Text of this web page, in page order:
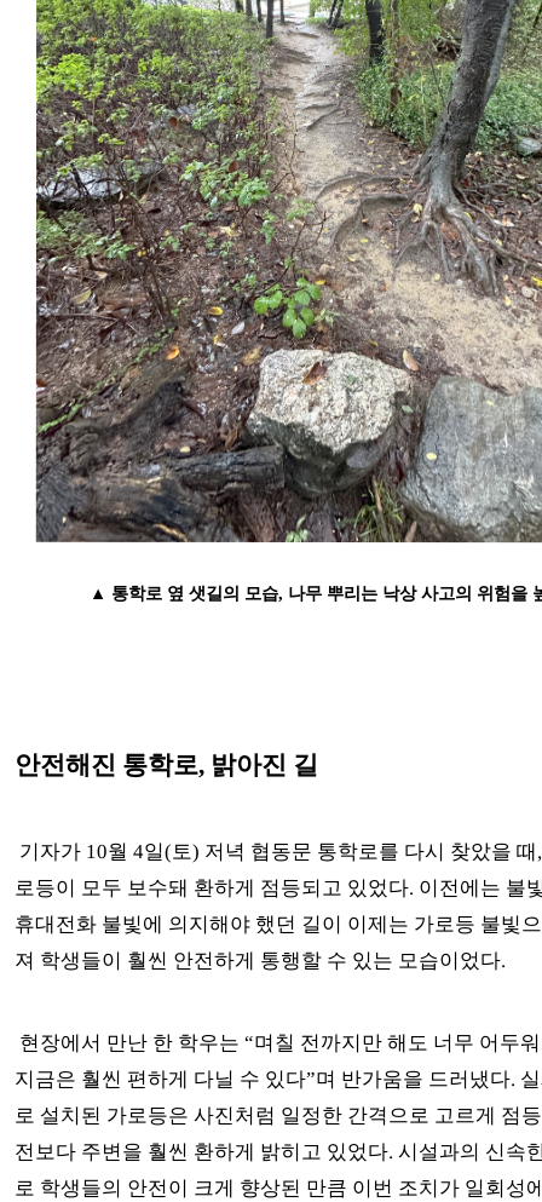
▲ 통학로 옆 샛길의 모습, 나무 뿌리는 낙상 사고의 위험을
안전해진 통학로, 밝아진 길
기자가 10월 4일(토) 저녁 협동문 통학로를 다시 찾았을
로등이 모두 보수돼 환하게 점등되고 있었다. 이전에는 불
휴대전화 불빛에 의지해야 했던 길이 이제는 가로등 불빛
져 학생들이 훨씬 안전하게 통행할 수 있는 모습이었다.
현장에서 만난 한 학우는 “며칠 전까지만 해도 너무 어두
지금은 훨씬 편하게 다닐 수 있다”며 반가움을 드러냈다.
로 설치된 가로등은 사진처럼 일정한 간격으로 고르게 점
전보다 주변을 훨씬 환하게 밝히고 있었다. 시설과의 신속
로 학생들의 안전이 크게 향상된 만큼 이번 조치가 일회성